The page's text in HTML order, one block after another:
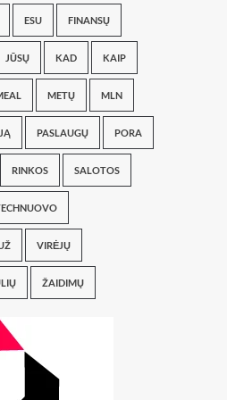
ESU FINANSŲ
JŪSŲ KAD KAIP
METŲ MLN
PASLAUGŲ PORA
RINKOS SALOTOS
VIRĖJŲ
ŽAIDIMŲ